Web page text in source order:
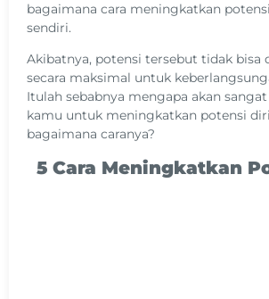
bagaimana cara meningkatkan
sendiri.
Akibatnya, potensi tersebut tidak bisa
secara maksimal untuk
Itulah sebabnya mengapa akan
kamu untuk meningkatkan potensi
bagaimana caranya?
5 Cara Meningkatkan